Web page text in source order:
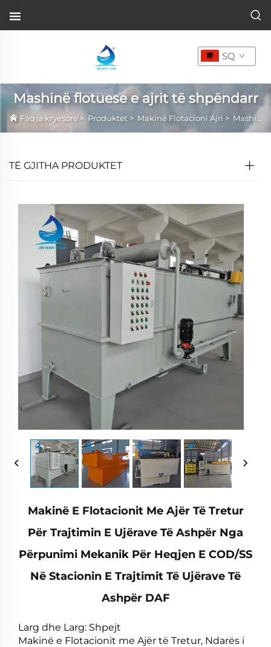
SQ
Mashinë flotuese e ajrit të shpëndarr
Faqja kryesore > Produktet > Makinë Flotacioni Ajri > Mashinë flotuese e ajrit të shpëndarr
TË GJITHA PRODUKTET
Makinë E Flotacionit Me Ajër Të Tretur
Për Trajtimin E Ujërave Të Ashpër Nga
Përpunimi Mekanik Për Heqjen E COD/SS
Në Stacionin E Trajtimit Të Ujërave Të
Ashpër DAF
Larg dhe Larg: Shpejt
Makinë e Flotacionit me Ajër të Tretur, Ndarës i